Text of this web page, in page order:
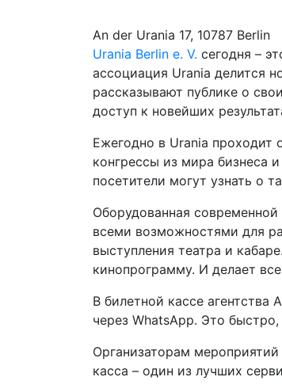
An der Urania 17, 10787 Berlin
Urania Berlin e. V. сегодня –
ассоциация Urania делится
рассказывают публике о
доступ к новейших
Ежегодно в Urania проходит
конгрессы из мира бизнеса
посетители могут узнать о
Оборудованная
всеми возможностями для
выступления театра и
кинопрограмму. И делает
В билетной кассе
через WhatsApp. Это
Организаторам
касса – один из лучших